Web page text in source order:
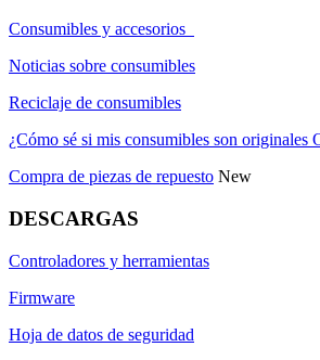
Consumibles y accesorios
Noticias sobre consumibles
Reciclaje de consumibles
¿Cómo sé si mis consumibles son originales
Compra de piezas de repuesto New
DESCARGAS
Controladores y herramientas
Firmware
Hoja de datos de seguridad